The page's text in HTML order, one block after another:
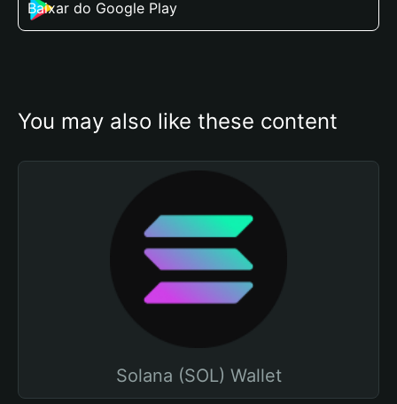
Baixar do Google Play
You may also like these content
Solana (SOL) Wallet